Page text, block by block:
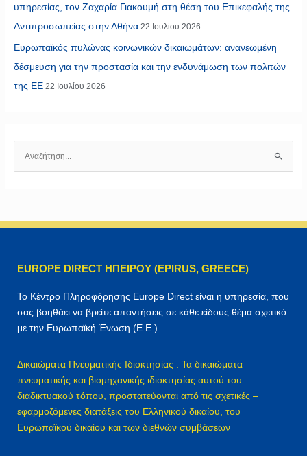
υπηρεσίας, τον Ζαχαρία Γιακουμή στη θέση του Επικεφαλής της
Αντιπροσωπείας στην Αθήνα 22 Ιουλίου 2026
Ευρωπαϊκός πυλώνας κοινωνικών δικαιωμάτων: ανανεωμένη
δέσμευση για την προστασία και την ενδυνάμωση των πολιτών
της ΕΕ 22 Ιουλίου 2026
ν
ή
η
EUROPE DIRECT ΗΠΕΙΡΟΥ (EPIRUS, GREECE)
Το Κέντρο Πληροφόρησης Europe Direct είναι η υπηρεσία, που
σας βοηθάει να βρείτε απαντήσεις σε κάθε είδους θέμα σχετικό
με την Ευρωπαϊκή Ένωση (Ε.Ε.).
Δικαιώματα Πνευματικής Ιδιοκτησίας : Τα δικαιώματα
πνευματικής και βιομηχανικής ιδιοκτησίας αυτού του
διαδικτυακού τόπου, προστατεύονται από τις σχετικές –
εφαρμοζόμενες διατάξεις του Ελληνικού δικαίου, του
Ευρωπαϊκού δικαίου και των διεθνών συμβάσεων